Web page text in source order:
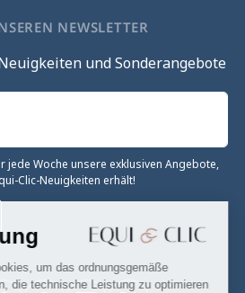
um das ordnungsgemäße
die technische Leistung zu optimieren
NEWSLETTER
und Sonderangebote
jede Woche unsere exklusiven Angebote,
Clic-Neuigkeiten erhält!